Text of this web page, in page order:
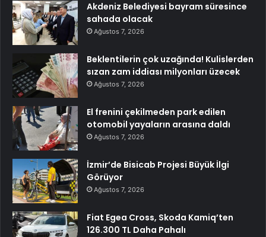
Akdeniz Belediyesi bayram süresince
sahada olacak
Ağustos 7, 2026
Beklentilerin çok uzağında! Kulislerden
sızan zam iddiası milyonları üzecek
Ağustos 7, 2026
El frenini çekilmeden park edilen
otomobil yayaların arasına daldı
Ağustos 7, 2026
İzmir’de Bisicab Projesi Büyük İlgi
Görüyor
Ağustos 7, 2026
Fiat Egea Cross, Skoda Kamiq’ten
126.300 TL Daha Pahalı